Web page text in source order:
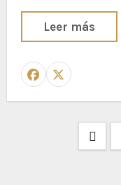
Leer más